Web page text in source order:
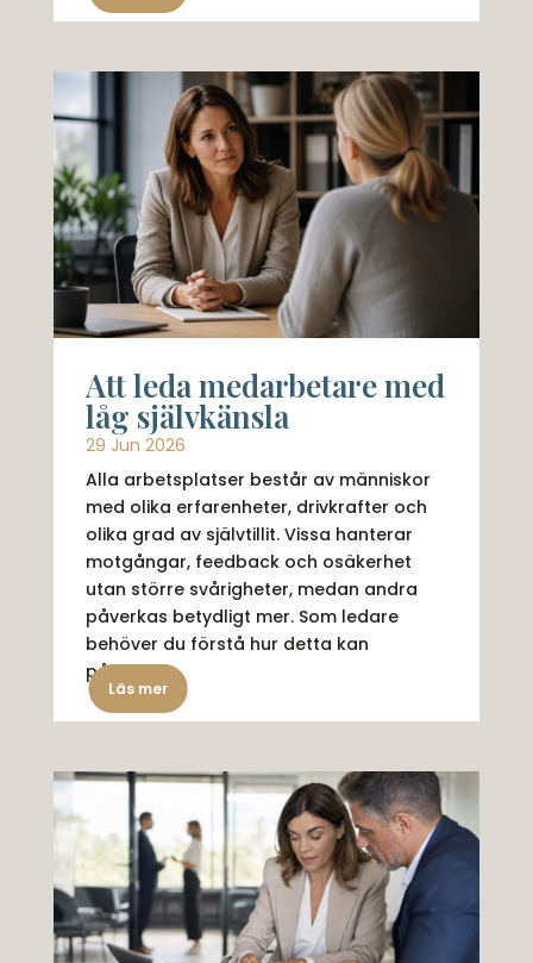
Att leda medarbetare med
låg självkänsla
29 Jun 2026
Alla arbetsplatser består av människor
med olika erfarenheter, drivkrafter och
olika grad av självtillit. Vissa hanterar
motgångar, feedback och osäkerhet
utan större svårigheter, medan andra
påverkas betydligt mer. Som ledare
behöver du förstå hur detta kan
påverka...
Läs mer